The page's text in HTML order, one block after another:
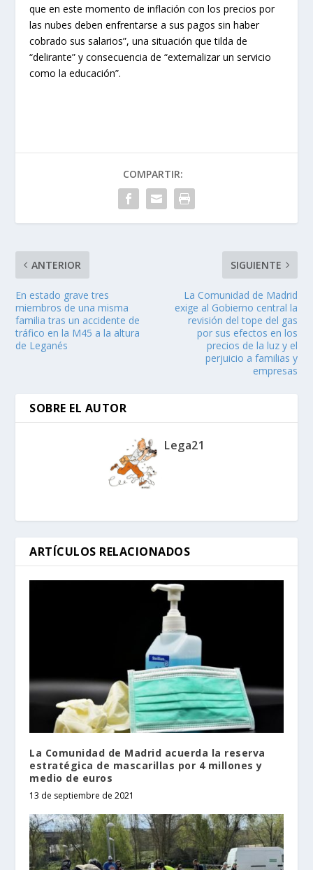
que en este momento de inflación con los precios por
las nubes deben enfrentarse a sus pagos sin haber
cobrado sus salarios”, una situación que tilda de
“delirante” y consecuencia de “externalizar un servicio
como la educación”.
COMPARTIR:
ANTERIOR
En estado grave tres
miembros de una misma
familia tras un accidente de
tráfico en la M45 a la altura
de Leganés
SIGUIENTE
La Comunidad de Madrid
exige al Gobierno central la
revisión del tope del gas
por sus efectos en los
precios de la luz y el
perjuicio a familias y
empresas
SOBRE EL AUTOR
Lega21
ARTÍCULOS RELACIONADOS
La Comunidad de Madrid acuerda la reserva
estratégica de mascarillas por 4 millones y
medio de euros
13 de septiembre de 2021